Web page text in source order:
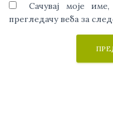
Сачувај моје
прегледачу веба за